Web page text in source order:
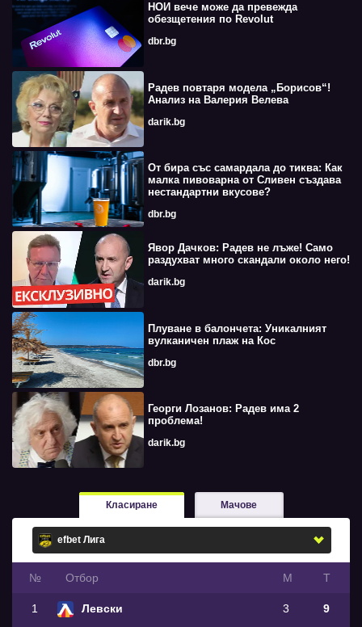
НОИ вече може да превежда
обезщетения по Revolut
dbr.bg
Радев повтаря модела „Борисов“!
Анализ на Валерия Велева
darik.bg
От бира със самардала до тиква: Как
малка пивоварна от Сливен създава
нестандартни вкусове?
dbr.bg
Явор Дачков: Радев не лъже! Само
раздухват много скандали около него!
darik.bg
Плуване в балончета: Уникалният
вулканичен плаж на Кос
dbr.bg
Георги Лозанов: Радев има 2
проблема!
darik.bg
Класиране Мачове
№ Oтбор М Т
1 Левски 3 9